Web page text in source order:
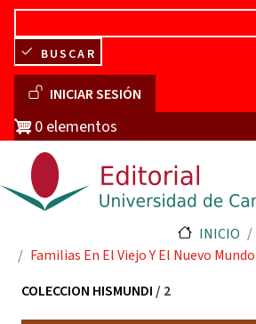
Pasar al contenido principal
BUSCAR
Menú de cuenta de usuario
INICIAR SESIÓN
0 elementos
INICIO
Familias En El Viejo Y El Nuevo Mundo
COLECCION HISMUNDI/ 2